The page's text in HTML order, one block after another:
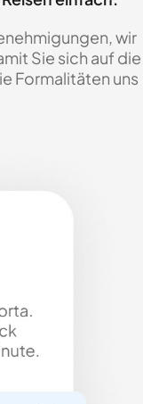
wir
Sie sich auf die
Formalitäten uns